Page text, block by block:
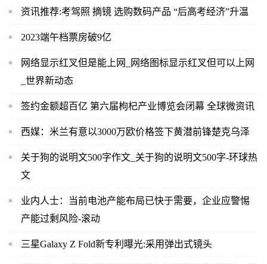
资讯推荐:考驾照 摘镜 选购数码产品 “后高考经济”升温
2023端午档票房破9亿
网络显示红叉但是能上网_网络图标显示红叉但可以上网
_世界新动态
签约金额超百亿 第六届枸杞产业博览会闭幕 全球微资讯
西媒：米兰有意以3000万欧价格签下黄潜前锋楚克乌泽
关于狗的说明文500字作文_关于狗的说明文500字-环球热
文
业内人士：当前电池产能布局已快于需要，企业应警惕
产能过剩风险-滚动
三星Galaxy Z Fold新专利曝光:采用弹出式镜头